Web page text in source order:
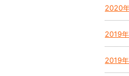
2020
2019
2019